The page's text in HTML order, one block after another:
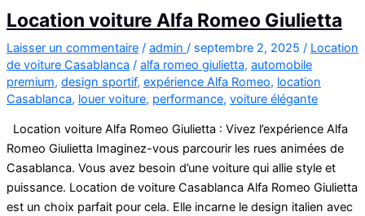
Location voiture Alfa Romeo Giulietta
Laisser un commentaire / admin / septembre 2, 2025 / Location
de voiture Casablanca / alfa romeo giulietta, automobile
premium, design sportif, expérience Alfa Romeo, location
Casablanca, louer voiture, performance, voiture élégante
Location voiture Alfa Romeo Giulietta : Vivez l’expérience Alfa
Romeo Giulietta Imaginez-vous parcourir les rues animées de
Casablanca. Vous avez besoin d’une voiture qui allie style et
puissance. Location de voiture Casablanca Alfa Romeo Giulietta
est un choix parfait pour cela. Elle incarne le design italien avec